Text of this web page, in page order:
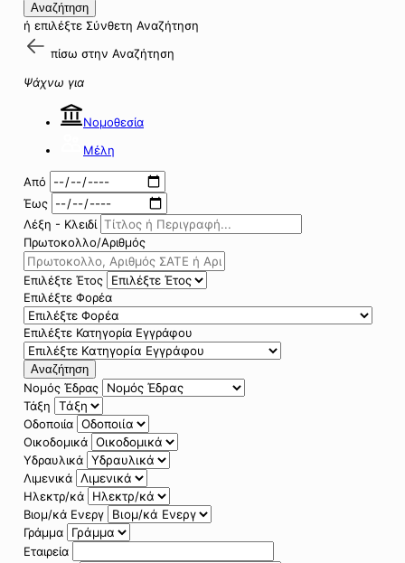
Αναζήτηση
ή επιλέξτε Σύνθετη Αναζήτηση
πίσω στην Αναζήτηση
Ψάχνω για
Νομοθεσία
Μέλη
Από
Έως
Λέξη - Κλειδί
Πρωτοκολλο/Αριθμός
Επιλέξτε Έτος
Επιλέξτε Φορέα
Επιλέξτε Κατηγορία Εγγράφου
Αναζήτηση
Νομός Έδρας
Τάξη
Οδοποιία
Οικοδομικά
Υδραυλικά
Λιμενικά
Ηλεκτρ/κά
Βιομ/κά Ενεργ
Γράμμα
Εταιρεία